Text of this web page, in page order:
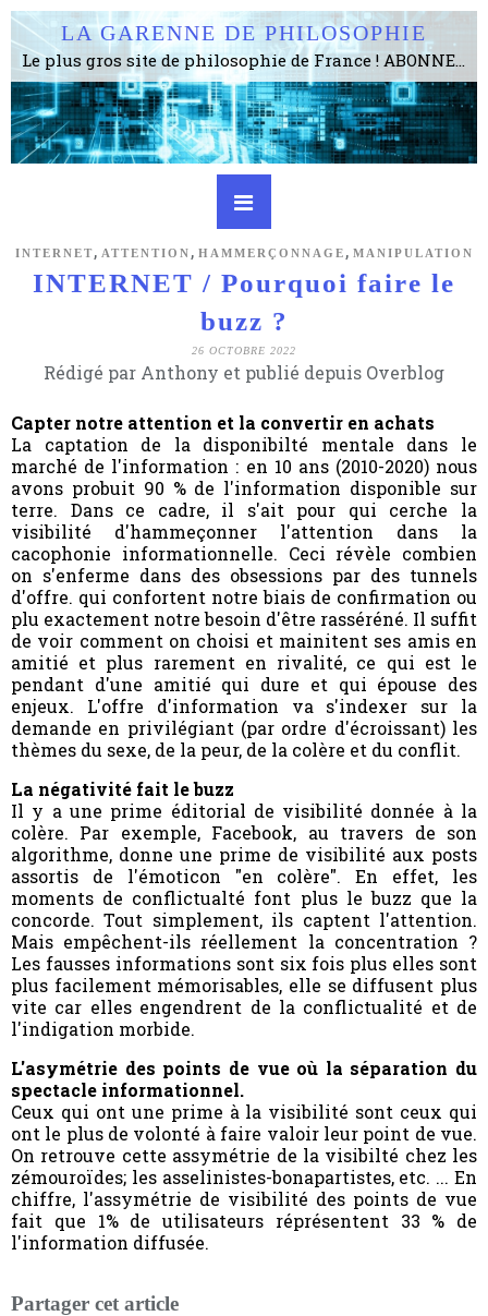
LA GARENNE DE PHILOSOPHIE
Le plus gros site de philosophie de France ! ABONNEZ-VOUS ! 4115 Articles, 1634 abonné·e·s, depuis 2006 . . . . . . . . 2 852 214 pages vues jusqu'à présent. Prestance et être apte à un plus grand nombre de choses.
INTERNET , ATTENTION , HAMMERÇONNAGE , MANIPULATION
INTERNET / Pourquoi faire le
buzz ?
26 OCTOBRE 2022
Rédigé par Anthony et publié depuis Overblog
Capter notre attention et la convertir en achats
La captation de la disponibilté mentale dans le
marché de l'information : en 10 ans (2010-2020) nous
avons probuit 90 % de l'information disponible sur
terre. Dans ce cadre, il s'ait pour qui cerche la
visibilité d'hammeçonner l'attention dans la
cacophonie informationnelle. Ceci révèle combien
on s'enferme dans des obsessions par des tunnels
d'offre. qui confortent notre biais de confirmation ou
plu exactement notre besoin d'être rasséréné. Il suffit
de voir comment on choisi et mainitent ses amis en
amitié et plus rarement en rivalité, ce qui est le
pendant d'une amitié qui dure et qui épouse des
enjeux. L'offre d'information va s'indexer sur la
demande en privilégiant (par ordre d'écroissant) les
thèmes du sexe, de la peur, de la colère et du conflit.
La négativité fait le buzz
Il y a une prime éditorial de visibilité donnée à la
colère. Par exemple, Facebook, au travers de son
algorithme, donne une prime de visibilité aux posts
assortis de l'émoticon "en colère". En effet, les
moments de conflictualté font plus le buzz que la
concorde. Tout simplement, ils captent l'attention.
Mais empêchent-ils réellement la concentration ?
Les fausses informations sont six fois plus elles sont
plus facilement mémorisables, elle se diffusent plus
vite car elles engendrent de la conflictualité et de
l'indigation morbide.
L'asymétrie des points de vue où la séparation du
spectacle informationnel.
Ceux qui ont une prime à la visibilité sont ceux qui
ont le plus de volonté à faire valoir leur point de vue.
On retrouve cette assymétrie de la visibilté chez les
zémouroïdes; les asselinistes-bonapartistes, etc. ... En
chiffre, l'assymétrie de visibilité des points de vue
fait que 1% de utilisateurs réprésentent 33 % de
l'information diffusée.
Partager cet article